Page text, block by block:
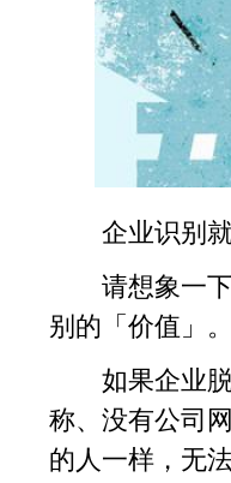
企业识别就
请想象一下
别的「价值」
如果企业脱
称、没有公司
的人一样，无